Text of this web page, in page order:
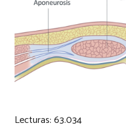
Lecturas:63.034